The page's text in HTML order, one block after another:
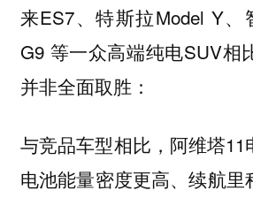
来ES7、特斯拉Model Y、
G9 等一众高端纯电SUV相
并非全面取胜：
与竞品车型相比，阿维塔11
电池能量密度更高、续航里